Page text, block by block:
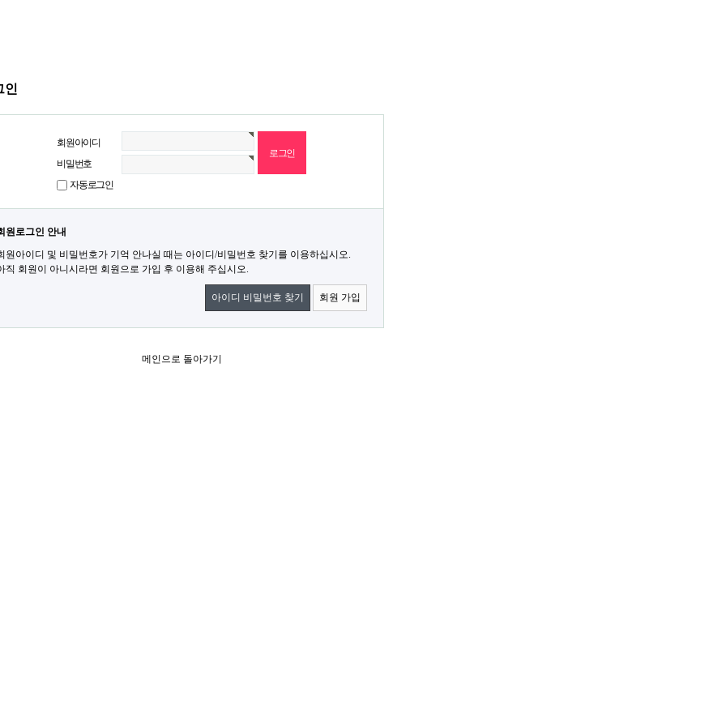
인
회원아이디
비밀번호
자동로그인
원로그인 안내
원아이디 및 비밀번호가 기억 안나실 때는 아이디/비밀번호 찾기를 이용하십시오.
직 회원이 아니시라면 회원으로 가입 후 이용해 주십시오.
아이디 비밀번호 찾기 회원 가입
메인으로 돌아가기